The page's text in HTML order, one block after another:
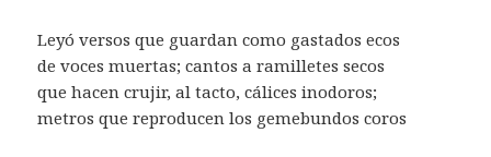
Leyó versos que guardan como gastados ecos
de voces muertas; cantos a ramilletes secos
que hacen crujir, al tacto, cálices inodoros;
metros que reproducen los gemebundos coros